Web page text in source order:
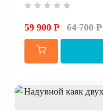
59 900 Р 64 700 Р